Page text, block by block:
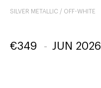
SILVER METALLIC / OFF-WHITE
€349 - JUN 2026